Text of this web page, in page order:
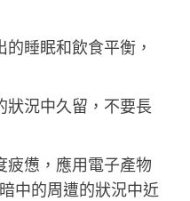
的睡眠和飲食平衡，
狀況中久留，不要長
疲憊，應用電子產物
中的周遭的狀況中近